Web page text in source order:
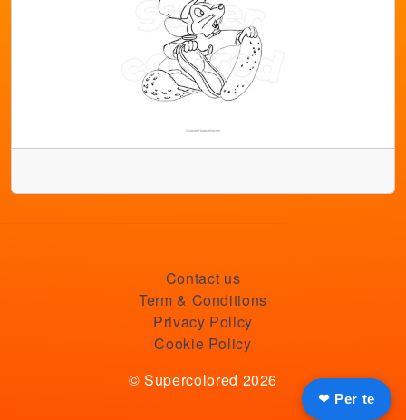
❤ Per te
Contact us
Term & Conditions
Privacy Policy
Cookie Policy
© Supercolored 2026